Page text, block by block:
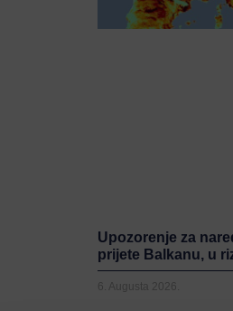
Upozorenje za
prijete Balkanu, u
6. Augusta 2026.